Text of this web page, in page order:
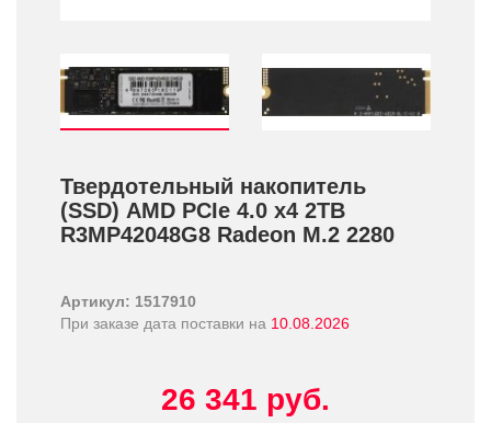
Твердотельный накопитель
(SSD) AMD PCIe 4.0 x4 2TB
R3MP42048G8 Radeon M.2 2280
Артикул: 1517910
При заказе дата поставки на 10.08.2026
26 341 руб.